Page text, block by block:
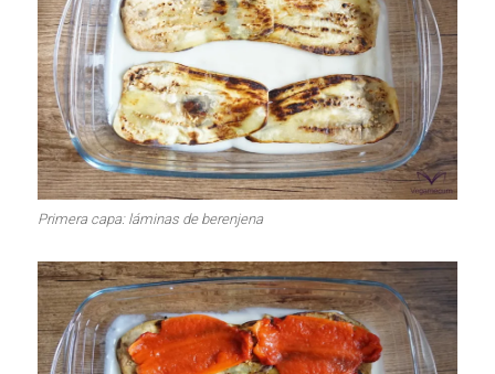
Primera capa: láminas de berenjena